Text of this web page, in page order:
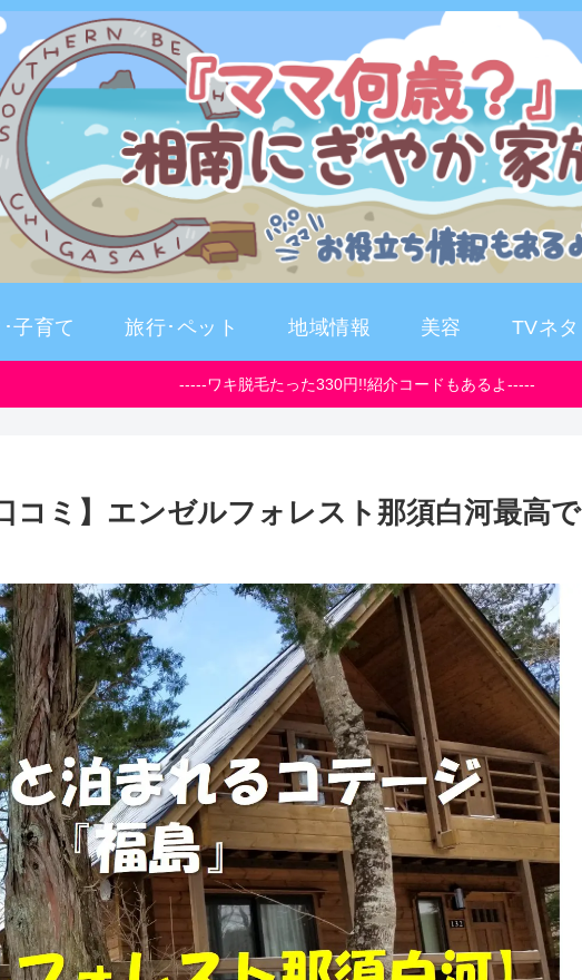
･子育て 旅行･ペット 地域情報 美容 TVネタ
-----ワキ脱毛たった330円!!紹介コードもあるよ-----
コミ】エンゼルフォレスト那須白河最高で